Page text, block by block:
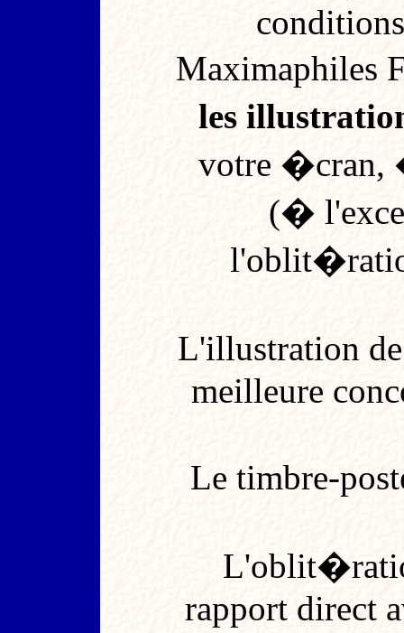
les
votre
(�
L'illustration
meilleure
Le timbre-
rapport direct